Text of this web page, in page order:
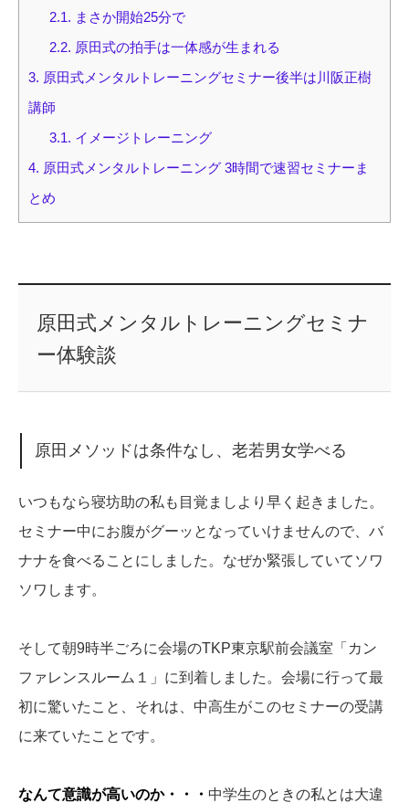
2.1. まさか開始25分で
2.2. 原田式の拍手は一体感が生まれる
3. 原田式メンタルトレーニングセミナー後半は川阪正樹
講師
3.1. イメージトレーニング
4. 原田式メンタルトレーニング 3時間で速習セミナーま
とめ
原田式メンタルトレーニングセミナ
ー体験談
原田メソッドは条件なし、老若男女学べる
いつもなら寝坊助の私も目覚ましより早く起きました。
セミナー中にお腹がグーッとなっていけませんので、バ
ナナを食べることにしました。なぜか緊張していてソワ
ソワします。
そして朝9時半ごろに会場のTKP東京駅前会議室「カン
ファレンスルーム１」に到着しました。会場に行って最
初に驚いたこと、それは、中高生がこのセミナーの受講
に来ていたことです。
なんて意識が高いのか・・・ 中学生のときの私とは大違